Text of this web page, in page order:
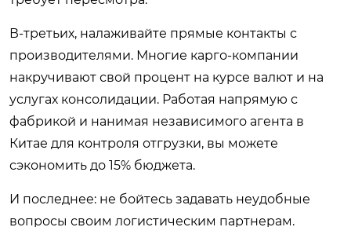
В-третьих, налаживайте прямые контакты с
производителями. Многие карго-компании
накручивают свой процент на курсе валют и на
услугах консолидации. Работая напрямую с
фабрикой и нанимая независимого агента в
Китае для контроля отгрузки, вы можете
сэкономить до 15% бюджета.
И последнее: не бойтесь задавать неудобные
вопросы своим логистическим партнерам.